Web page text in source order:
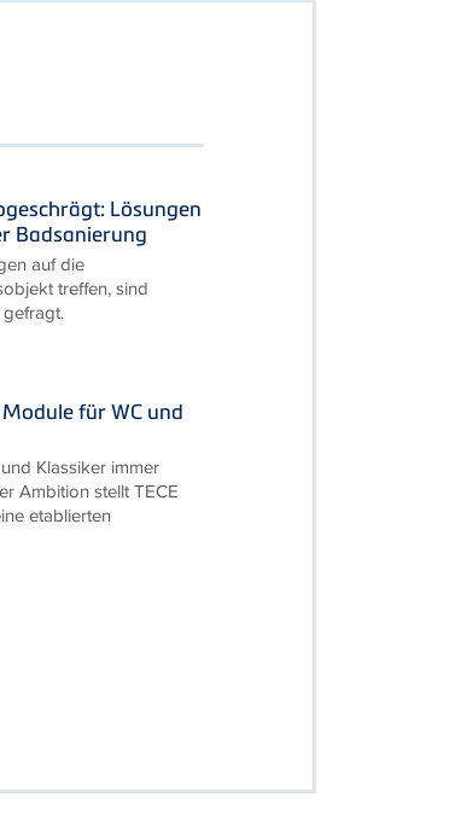
Lösungen
Badsanierung
auf die
treffen, sind
für WC und
Klassiker immer
Ambition stellt TECE
etablierten